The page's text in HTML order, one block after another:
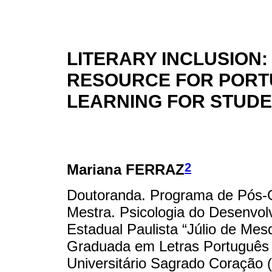
LITERARY
RESOURCE FOR
LEARNING FOR
Mariana FERRAZ2
Doutoranda. Programa de
Mestra. Psicologia do
Estadual Paulista “Júlio de
Graduada em Letras
Universitário Sagrado Coração